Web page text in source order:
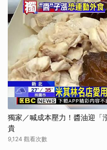
獨家／喊成本壓力！醬油迎「
貴
9,124 觀看次數